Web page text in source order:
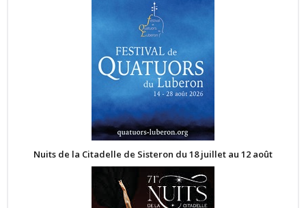
Nuits de la Citadelle de Sisteron du 18 juillet au 12 août